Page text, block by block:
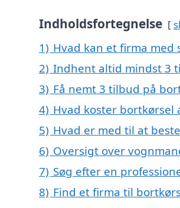
Indholdsfortegnelse
1) Hvad kan et firma
2) Indhent altid mindst 3
3) Få nemt 3 tilbud på
4) Hvad koster bortkørsel
5) Hvad er med til at
6) Oversigt over
7) Søg efter en
8) Find et firma til